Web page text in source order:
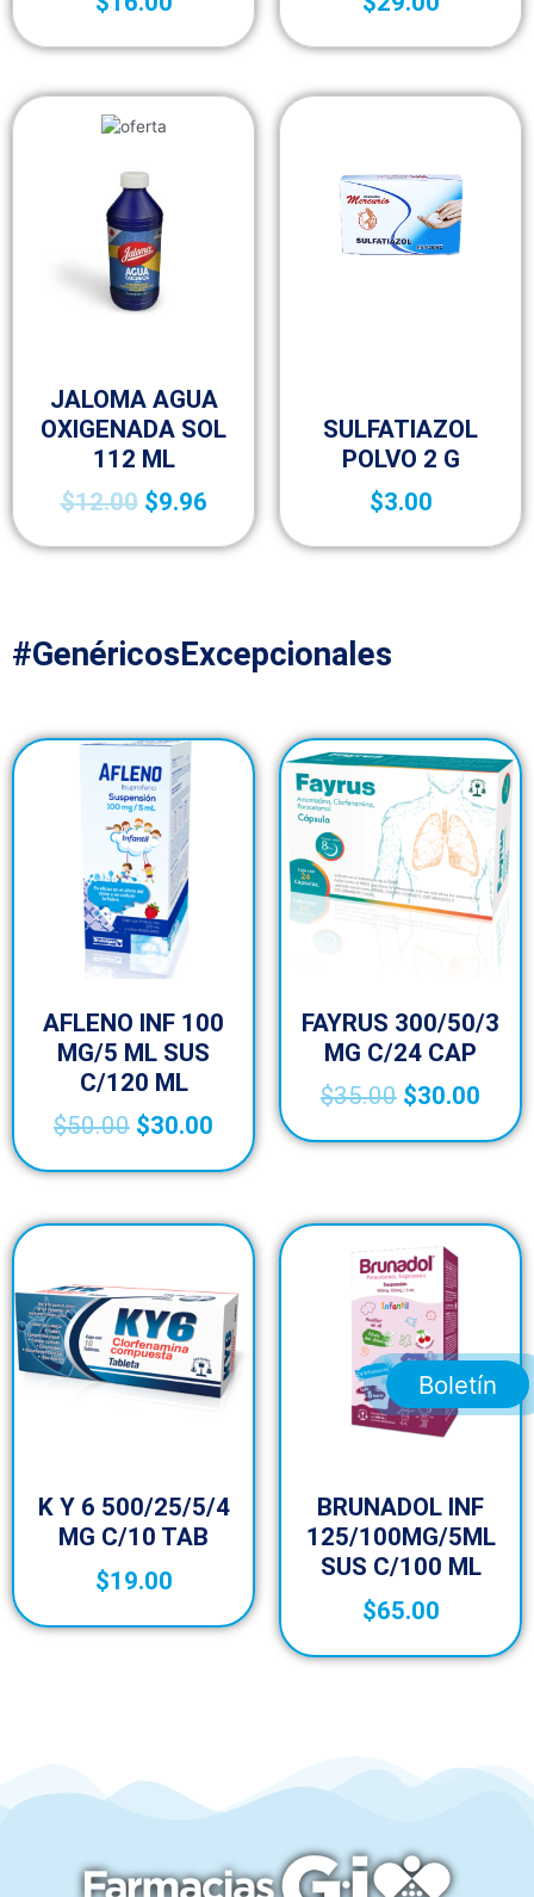
JALOMA AGUA
OXIGENADA SOL
112 ML
$12.00 $9.96
SULFATIAZOL
POLVO 2 G
$3.00
#GenéricosExcepcionales
AFLENO INF 100
MG/5 ML SUS
C/120 ML
$50.00 $30.00
FAYRUS 300/50/3
MG C/24 CAP
$35.00 $30.00
K Y 6 500/25/5/4
MG C/10 TAB
$19.00
BRUNADOL INF
125/100MG/5ML
SUS C/100 ML
$65.00
Boletín